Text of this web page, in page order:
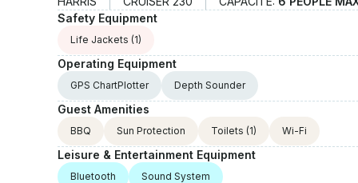
Safety Equipment
Life Jackets (1)
Operating Equipment
GPS ChartPlotter Depth Sounder
Guest Amenities
BBQ Sun Protection Toilets (1) Wi-Fi
Leisure & Entertainment Equipment
Bluetooth Sound System